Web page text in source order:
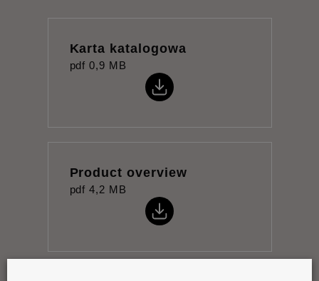
Karta katalogowa
pdf 0,9 MB
Product overview
pdf 4,2 MB